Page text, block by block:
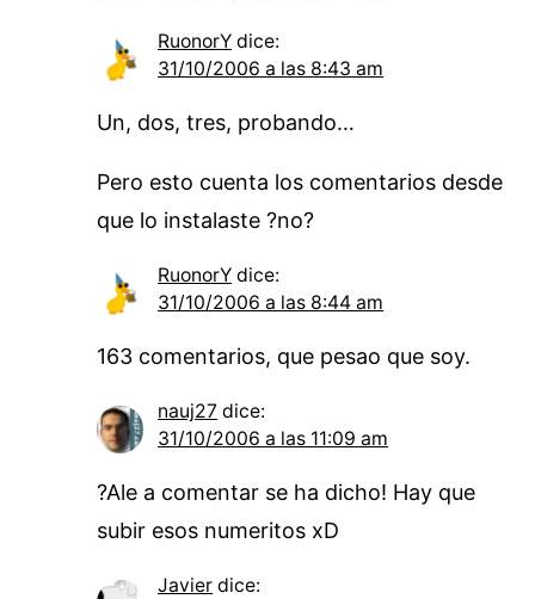
RuonorY dice:
31/10/2006 a las 8:43 am
Un, dos, tres, probando…
Pero esto cuenta los comentarios desde
que lo instalaste ?no?
RuonorY dice:
31/10/2006 a las 8:44 am
163 comentarios, que pesao que soy.
nauj27 dice:
31/10/2006 a las 11:09 am
?Ale a comentar se ha dicho! Hay que
subir esos numeritos xD
Javier dice: